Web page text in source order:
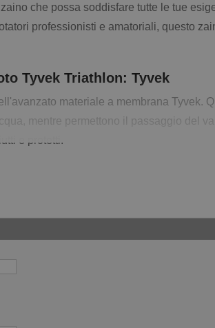
che possa soddisfare tutte le tue
professionisti e amatoriali, questo
Tyvek Triathlon: Tyvek
materiale a membrana Tyvek.
mentre permettono il passaggio del
e protetti.
il peso, riducendo la fatica
frequenti.
e chimici.